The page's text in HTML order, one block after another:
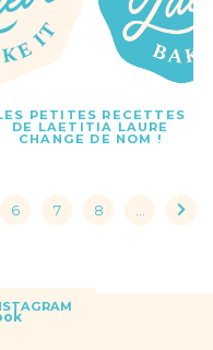
PETITES RECETTES
DE LAETITIA LAURE
CHANGE DE NOM !
6 7 8 ...